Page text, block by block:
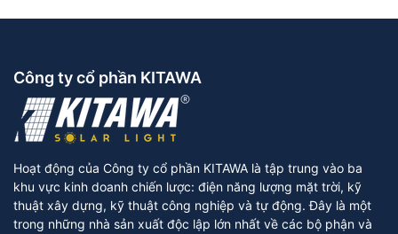
Công ty cổ phần KITAWA
Hoạt động của Công ty cổ phần KITAWA là tập trung vào ba
khu vực kinh doanh chiến lược: điện năng lượng mặt trời, kỹ
thuật xây dựng, kỹ thuật công nghiệp và tự động. Đây là một
trong những nhà sản xuất độc lập lớn nhất về các bộ phận và